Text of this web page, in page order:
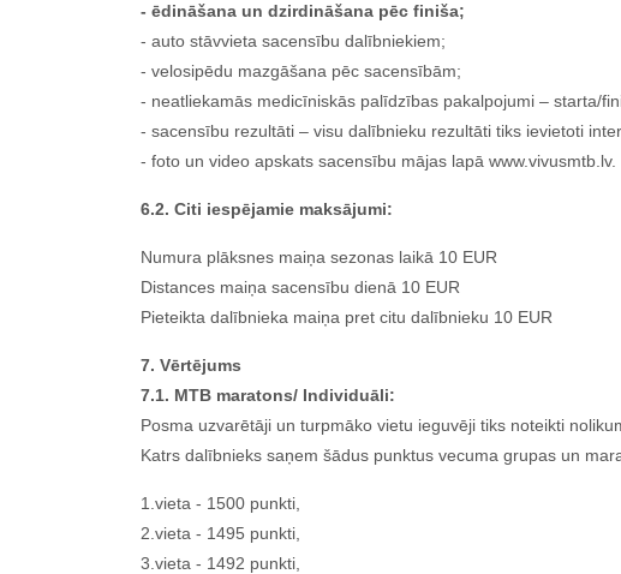
- ēdināšana un dzirdināšana pēc finiša;
- auto stāvvieta sacensību dalībniekiem;
- velosipēdu mazgāšana pēc sacensībām;
- neatliekamās medicīniskās palīdzības pakalpojumi – starta/
- sacensību rezultāti – visu dalībnieku rezultāti tiks ievietoti
- foto un video apskats sacensību mājas lapā www.vivusmtb.lv.
6.2. Citi iespējamie maksājumi:
Numura plāksnes maiņa sezonas laikā 10 EUR
Distances maiņa sacensību dienā 10 EUR
Pieteikta dalībnieka maiņa pret citu dalībnieku 10 EUR
7. Vērtējums
7.1. MTB maratons/ Individuāli:
Posma uzvarētāji un turpmāko vietu ieguvēji tiks noteikti
Katrs dalībnieks saņem šādus punktus vecuma grupas un
1.vieta - 1500 punkti,
2.vieta - 1495 punkti,
3.vieta - 1492 punkti,